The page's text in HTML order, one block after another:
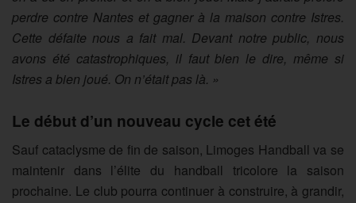
perdre contre Nantes et gagner à la maison contre Istres.
Cette défaite nous a fait mal. Devant notre public, nous
avons été catastrophiques, il faut bien le dire, même si
Istres a bien joué. On n’était pas là. »
Le début d’un nouveau cycle cet été
Sauf cataclysme de fin de saison, Limoges Handball va se
maintenir dans l’élite du handball tricolore la saison
prochaine. Le club pourra continuer à construire, à grandir,